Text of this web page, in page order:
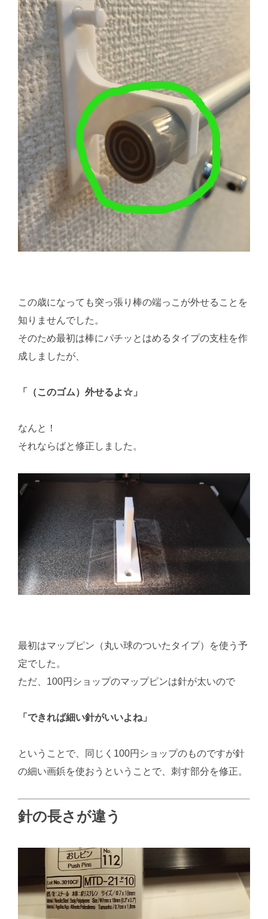
この歳になっても突っ張り棒の端っこが外せることを
知りませんでした。
そのため最初は棒にパチッとはめるタイプの支柱を作
成しましたが、
「（このゴム）外せるよ☆」
なんと！
それならばと修正しました。
最初はマップピン（丸い球のついたタイプ）を使う予
定でした。
ただ、100円ショップのマップピンは針が太いので
「できれば細い針がいいよね」
ということで、同じく100円ショップのものですが針
の細い画鋲を使おうということで、刺す部分を修正。
針の長さが違う